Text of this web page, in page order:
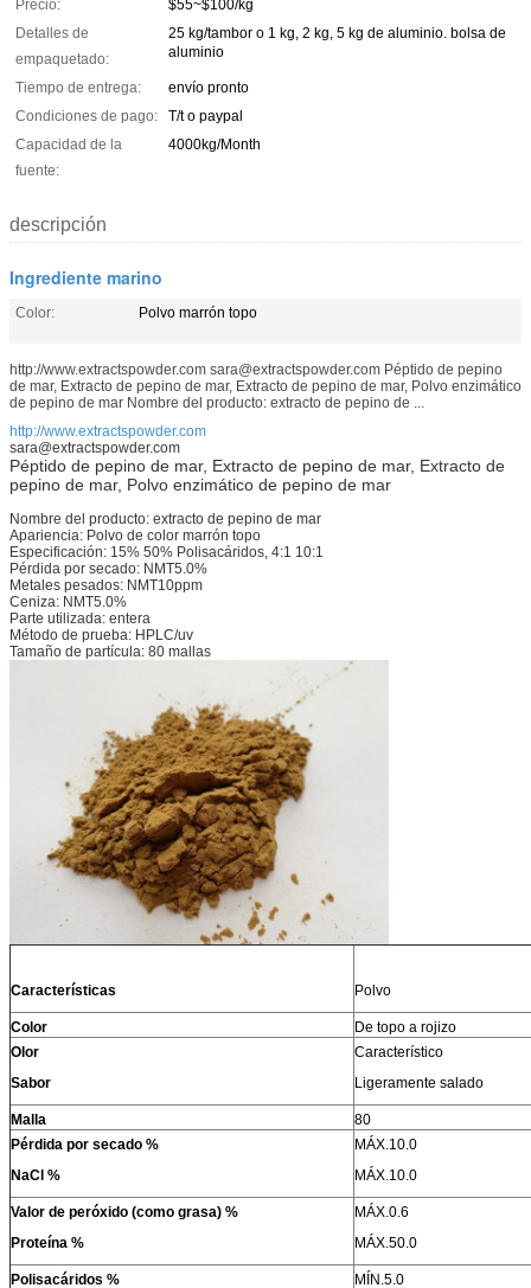
Precio:
$55~$100/kg
Detalles de
empaquetado:
25 kg/tambor o 1 kg, 2 kg, 5 kg de aluminio. bolsa de
aluminio
Tiempo de entrega:
envío pronto
Condiciones de pago:
T/t o paypal
Capacidad de la
fuente:
4000kg/Month
descripción
Ingrediente marino
Color: Polvo marrón topo
http://www.extractspowder.com sara@extractspowder.com Péptido de pepino
de mar, Extracto de pepino de mar, Extracto de pepino de mar, Polvo enzimático
de pepino de mar Nombre del producto: extracto de pepino de ...
http://www.extractspowder.com
sara@extractspowder.com
Péptido de pepino de mar, Extracto de pepino de mar, Extracto de
pepino de mar, Polvo enzimático de pepino de mar
Nombre del producto: extracto de pepino de mar
Apariencia: Polvo de color marrón topo
Especificación: 15% 50% Polisacáridos, 4:1 10:1
Pérdida por secado: NMT5.0%
Metales pesados: NMT10ppm
Ceniza: NMT5.0%
Parte utilizada: entera
Método de prueba: HPLC/uv
Tamaño de partícula: 80 mallas
Características Polvo
Color
De topo a rojizo
Olor
Sabor
Característico
Ligeramente salado
Malla
80
Pérdida por secado %
NaCl %
MÁX.10.0
MÁX.10.0
Valor de peróxido (como grasa) %
Proteína %
MÁX.0.6
MÁX.50.0
Polisacáridos % MÍN.5.0